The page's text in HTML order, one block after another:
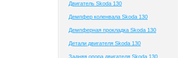
Двигатель Skoda 130
Демпфер коленвала Skoda 130
Демпферная прокладка Skoda 130
Детали двигателя Skoda 130
Задняя опора двигателя Skoda 130